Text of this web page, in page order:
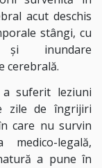
acut deschis
stângi, cu
şi inundare
cerebrală.
a suferit leziuni
zile de îngrijiri
care nu survin
legală,
a pune în